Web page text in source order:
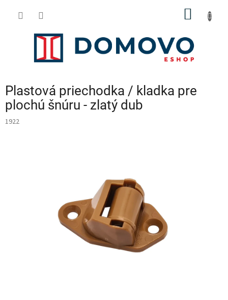
Plastová priechodka / kladka pre
plochú šnúru - zlatý dub
1922